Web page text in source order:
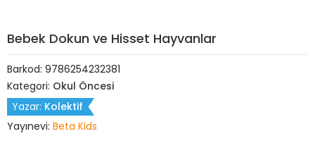
Bebek Dokun ve Hisset Hayvanlar
Barkod: 9786254232381
Kategori: Okul Öncesi
Yazar: Kolektif
Yayınevi: Beta Kids